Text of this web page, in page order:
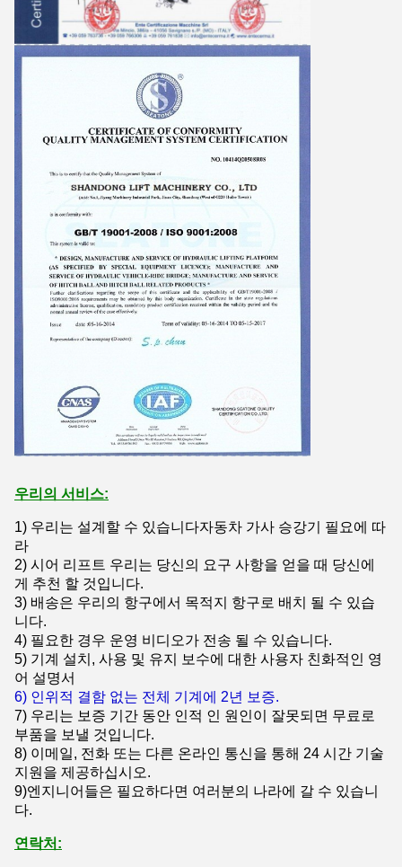
우리의 서비스:
1) 우리는 설계할 수 있습니다자동차 가사 승강기
필요에 따
라
2) 시어 리프트 우리는 당신의 요구 사항을 얻을 때 당신에
게 추천 할 것입니다.
3) 배송은 우리의 항구에서 목적지 항구로 배치 될 수 있습
니다.
4) 필요한 경우 운영 비디오가 전송 될 수 있습니다.
5) 기계 설치, 사용 및 유지 보수에 대한 사용자 친화적인 영
어 설명서
6) 인위적 결함 없는 전체 기계에 2년 보증.
7) 우리는 보증 기간 동안 인적 인 원인이 잘못되면 무료로
부품을 보낼 것입니다.
8) 이메일, 전화 또는 다른 온라인 통신을 통해 24 시간 기술
지원을 제공하십시오.
9)엔지니어들은 필요하다면 여러분의 나라에 갈 수 있습니
다.
연락처: